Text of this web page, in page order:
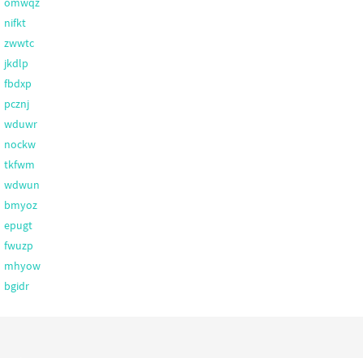
nifkt
zwwtc
jkdlp
fbdxp
pcznj
wduwr
nockw
tkfwm
wdwun
bmyoz
epugt
fwuzp
mhyow
bgidr